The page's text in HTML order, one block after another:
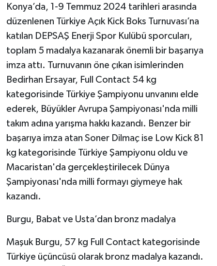
Konya’da, 1-9 Temmuz 2024 tarihleri arasında
düzenlenen Türkiye Açık Kick Boks Turnuvası’na
katılan DEPSAŞ Enerji Spor Kulübü sporcuları,
toplam 5 madalya kazanarak önemli bir başarıya
imza attı. Turnuvanın öne çıkan isimlerinden
Bedirhan Ersayar, Full Contact 54 kg
kategorisinde Türkiye Şampiyonu unvanını elde
ederek, Büyükler Avrupa Şampiyonası'nda milli
takım adına yarışma hakkı kazandı. Benzer bir
başarıya imza atan Soner Dilmaç ise Low Kick 81
kg kategorisinde Türkiye Şampiyonu oldu ve
Macaristan'da gerçekleştirilecek Dünya
Şampiyonası'nda milli formayı giymeye hak
kazandı.
Burgu, Babat ve Usta’dan bronz madalya
Maşuk Burgu, 57 kg Full Contact kategorisinde
Türkiye üçüncüsü olarak bronz madalya kazandı.